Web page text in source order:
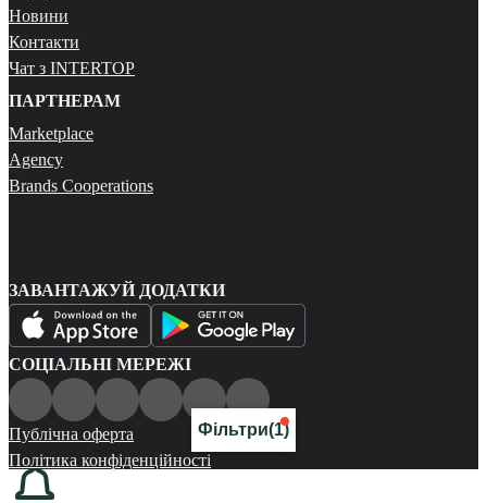
Фільтри(1)
Новини
Контакти
Чат з INTERTOP
ПАРТНЕРАМ
Marketplace
Agency
Brands Cooperations
ЗАВАНТАЖУЙ ДОДАТКИ
СОЦІАЛЬНІ МЕРЕЖІ
Публічна оферта
Політика конфіденційності
Карта сайту